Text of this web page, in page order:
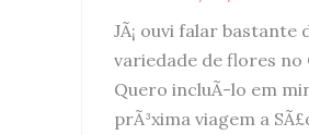
JÃ¡ ouvi falar bastante
variedade de flores no
Quero incluÃ­-lo em
prÃ³xima viagem a